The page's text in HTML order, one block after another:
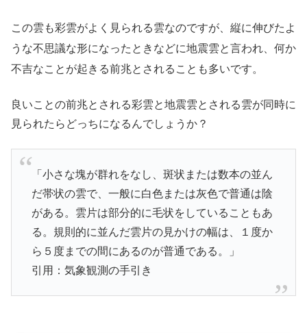
この雲も彩雲がよく見られる雲なのですが、縦に伸びたよ
うな不思議な形になったときなどに地震雲と言われ、何か
不吉なことが起きる前兆とされることも多いです。
良いことの前兆とされる彩雲と地震雲とされる雲が同時に
見られたらどっちになるんでしょうか？
「小さな塊が群れをなし、斑状または数本の並ん
だ帯状の雲で、一般に白色または灰色で普通は陰
がある。雲片は部分的に毛状をしていることもあ
る。規則的に並んだ雲片の見かけの幅は、１度か
ら５度までの間にあるのが普通である。」
引用：気象観測の手引き